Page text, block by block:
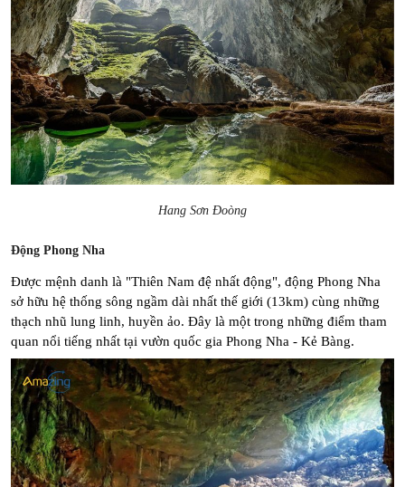
Hang Sơn Đoòng
Động Phong Nha
Được mệnh danh là "Thiên Nam đệ nhất động", động Phong Nha
sở hữu hệ thống sông ngầm dài nhất thế giới (13km) cùng những
thạch nhũ lung linh, huyền ảo. Đây là một trong những điểm tham
quan nổi tiếng nhất tại vườn quốc gia Phong Nha - Kẻ Bàng.